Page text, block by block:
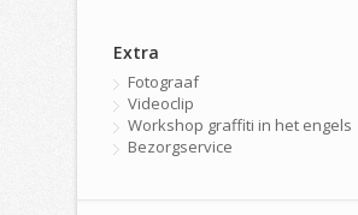
Extra
Fotograaf
Videoclip
Workshop graffiti in het engels
Bezorgservice